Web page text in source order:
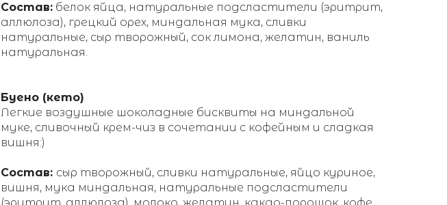
Состав: белок яйца, натуральные подсластители (эритрит,
аллюлоза), грецкий орех, миндальная мука, сливки
натуральные, сыр творожный, сок лимона, желатин, ваниль
натуральная.
Буено (кето)
Легкие воздушные шоколадные бисквиты на миндальной
муке, сливочный крем-чиз в сочетании с кофейным и сладкая
вишня:)
Состав: сыр творожный, сливки натуральные, яйцо куриное,
вишня, мука миндальная, натуральные подсластители